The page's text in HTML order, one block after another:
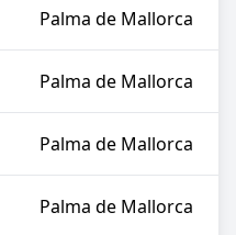
Palma de Mallorca
Palma de Mallorca
Palma de Mallorca
Palma de Mallorca